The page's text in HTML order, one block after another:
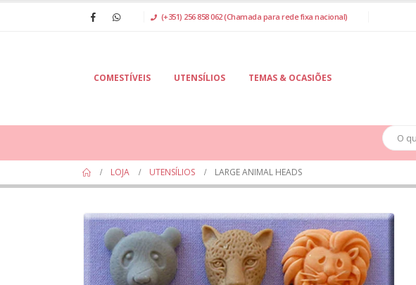
(+351) 256 858 062 (Chamada para rede fixa nacional)
COMESTÍVEIS UTENSÍLIOS TEMAS & OCASIÕES
LOJA UTENSÍLIOS LARGE ANIMAL HEADS